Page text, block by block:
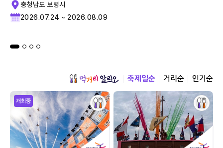
충청남도 보령시
2026.07.24 ~ 2026.08.09
축제일순 거리순 인기순
개최중